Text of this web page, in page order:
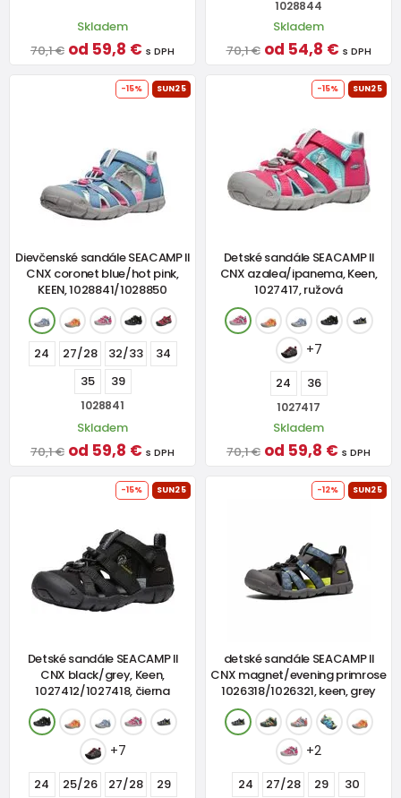
Skladem
70,1 € od 59,8 € s DPH
1028844
Skladem
70,1 € od 54,8 € s DPH
-15% SUN25
Dievčenské sandále SEACAMP II
CNX coronet blue/hot pink,
KEEN, 1028841/1028850
24 27/28 32/33
34
35
39
1028841
Skladem
70,1 € od 59,8 € s DPH
-15% SUN25
Detské sandále SEACAMP II
CNX azalea/ipanema, Keen,
1027417, ružová
+7
24 36
1027417
Skladem
70,1 € od 59,8 € s DPH
-15% SUN25
Detské sandále SEACAMP II
CNX black/grey, Keen,
1027412/1027418, čierna
+7
24 25/26 27/28
29
-12% SUN25
detské sandále SEACAMP II
CNX magnet/evening primrose
1026318/1026321, keen, grey
+2
24 27/28 29
30